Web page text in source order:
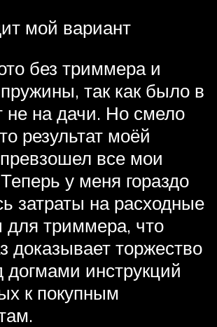
мой вариант
без триммера и
так как было в
не на дачи. Но смело
результат моёй
все мои
у меня гораздо
затраты на расходные
для триммера, что
доказывает торжество
догмами инструкций
к покупным